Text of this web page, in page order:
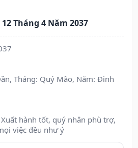
Tháng 4 Năm 2037
Tháng: Quý Mão, Năm: Đinh
Xuất hành tốt, quý nhân phù trợ,
việc đều như ý